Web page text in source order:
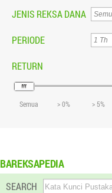
JENIS REKSA DANA
PERIODE
RETURN
Semua > 0% > 5%
BAREKSAPEDIA
SEARCH